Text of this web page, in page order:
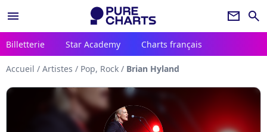
menu newsletter search
Billetterie Star Academy Charts français
Accueil / Artistes / Pop, Rock / Brian Hyland